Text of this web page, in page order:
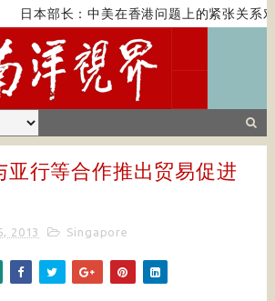
日本部长：中美在香港问题上的紧张关系对
亚行等合作推出贸易促进
2013 Singapore